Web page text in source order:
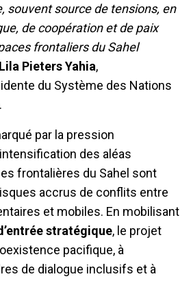
souvent source de tensions, en
de coopération et de paix
frontaliers du Sahel
Pieters Yahia,
du Système des Nations
par la pression
des aléas
frontalières du Sahel sont
accrus de conflits entre
et mobiles. En mobilisant
stratégique, le projet
pacifique, à
de dialogue inclusifs et à